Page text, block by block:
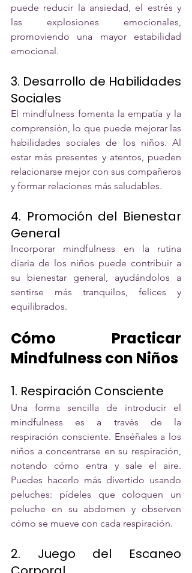
puede reducir la ansiedad, el estrés y
las explosiones emocionales,
promoviendo una mayor estabilidad
emocional.
3. Desarrollo de Habilidades
Sociales
El mindfulness fomenta la empatía y la
comprensión, lo que puede mejorar las
habilidades sociales de los niños. Al
estar más presentes y atentos, pueden
relacionarse mejor con sus compañeros
y formar relaciones más saludables.
4. Promoción del Bienestar
General
Incorporar mindfulness en la rutina
diaria de los niños puede contribuir a
su bienestar general, ayudándolos a
sentirse más tranquilos, felices y
equilibrados.
Cómo Practicar
Mindfulness con Niños
1. Respiración Consciente
Una forma sencilla de introducir el
mindfulness es a través de la
respiración consciente. Enséñales a los
niños a concentrarse en su respiración,
notando cómo entra y sale el aire.
Puedes hacerlo más divertido usando
peluches: pídeles que coloquen un
peluche en su abdomen y observen
cómo se mueve con cada respiración.
2. Juego del Escaneo